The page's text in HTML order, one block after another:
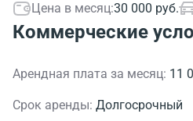
Цена в месяц:30 000 руб.
Коммерческие
Арендная плата за месяц: 11
Срок аренды: Долгосрочный